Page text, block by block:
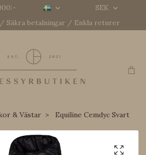
SEK
/ Säkra betalningar / Enkla returer
& Västar Equiline Cemdyc Svart